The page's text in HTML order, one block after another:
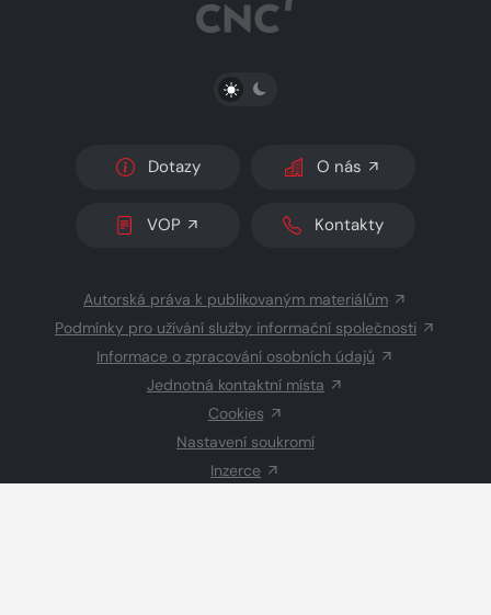
PŘEPNOUT SVĚTLÝ/TMAVÝ REŽIM
Dotazy O nás
VOP Kontakty
Autorská práva k publikovaným materiálům
Podmínky pro užívání služby informační společnosti
Informace o zpracování osobních údajů
Jednotná kontaktní místa
Cookies
Nastavení soukromí
Inzerce